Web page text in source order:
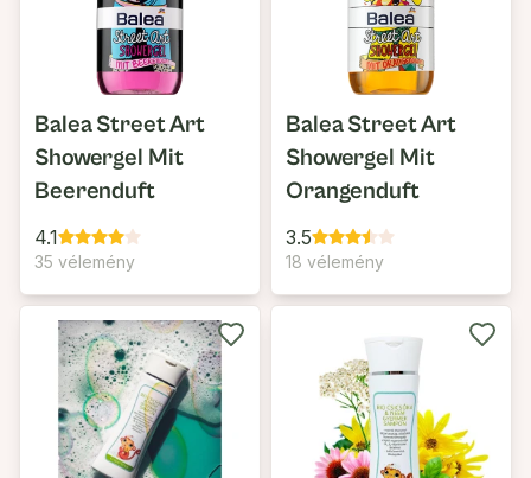
Balea Street Art
Showergel Mit
Beerenduft
4.1
35 vélemény
Balea Street Art
Showergel Mit
Orangenduft
3.5
18 vélemény